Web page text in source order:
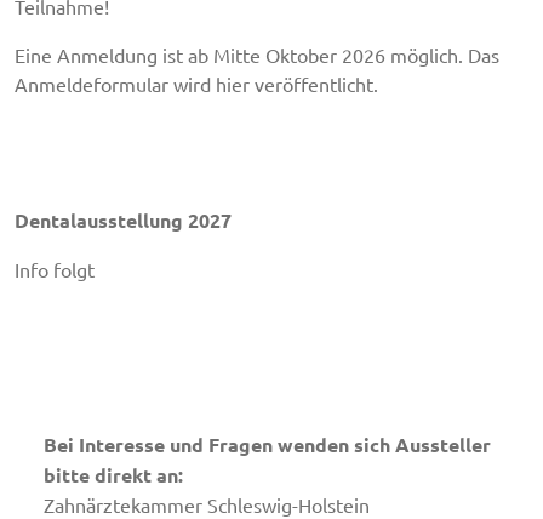
Teilnahme!
Eine Anmeldung ist ab Mitte Oktober 2026 möglich. Das
Anmeldeformular wird hier veröffentlicht.
Dentalausstellung 2027
Info folgt
Bei Interesse und Fragen wenden sich Aussteller
bitte direkt an:
Zahnärztekammer Schleswig-Holstein